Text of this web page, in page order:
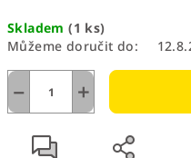
cena:
Skladem(1 ks)
Můžeme doručit do:
+
−